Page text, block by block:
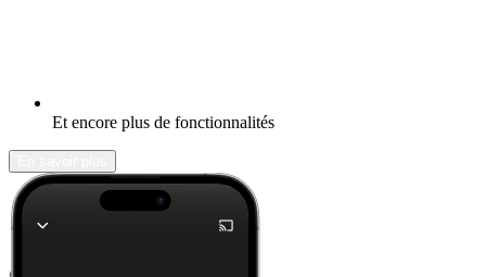
Et encore plus de fonctionnalités